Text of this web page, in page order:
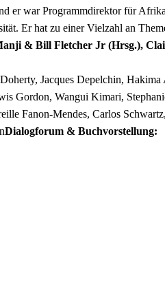
er war Programmdirektor für
Er hat zu einer Vielzahl an
& Bill Fletcher Jr (Hrsg.),
Jacques Depelchin,
Gordon, Wangui Kimari,
Fanon-Mendes, Carlos
Dialogforum & Buchvorstellung: